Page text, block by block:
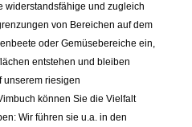
widerstandsfähige und zugleich
von Bereichen auf dem
oder Gemüsebereiche ein,
entstehen und bleiben
unserem riesigen
können Sie die Vielfalt
Wir führen sie u.a. in den